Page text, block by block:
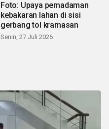
Foto: Upaya pemadaman
kebakaran lahan di sisi
gerbang tol kramasan
Senin, 27 Juli 2026